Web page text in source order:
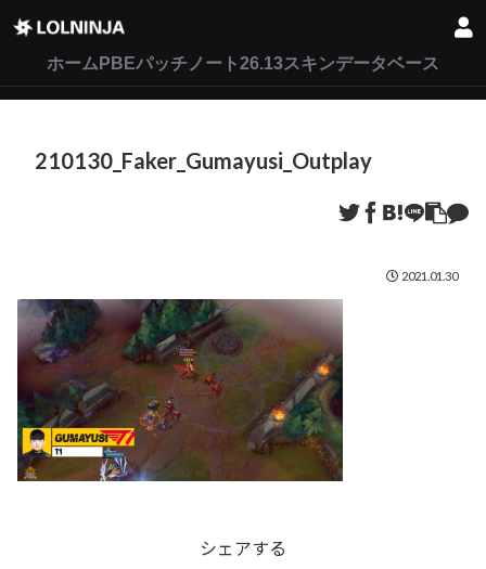
ホーム PBEパッチノート26.13スキンデータベース
210130_Faker_Gumayusi_Outplay
2021.01.30
シェアする